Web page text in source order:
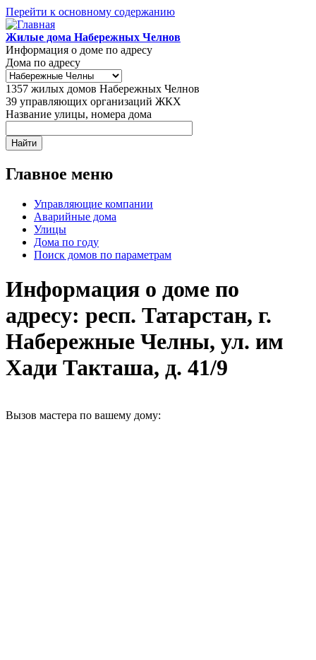
Перейти к основному содержанию
Жилые дома Набережных Челнов
Информация о доме по адресу
Дома по адресу
1357 жилых домов Набережных Челнов
39 управляющих организаций ЖКХ
Название улицы, номера дома
Главное меню
Управляющие компании
Аварийные дома
Улицы
Дома по году
Поиск домов по параметрам
Информация о доме по
адресу: респ. Татарстан, г.
Набережные Челны, ул. им
Хади Такташа, д. 41/9
Вызов мастера по вашему дому: